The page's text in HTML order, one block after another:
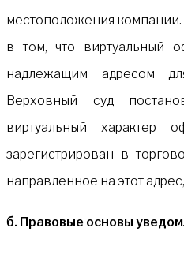
местоположения
в том, что виртуальный
надлежащим адресом
Верховный суд
виртуальный характер
зарегистрирован в
направленное на этот
б. Правовые основы